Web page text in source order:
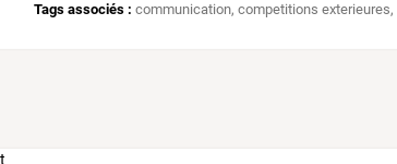
Tags associés : communication,competitions exterieures,